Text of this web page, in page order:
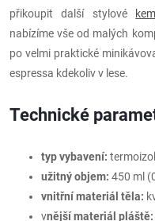
přikoupit další stylové
nabízíme vše od malých
po velmi praktické
espressa kdekoliv v lese.
Technické
typ vybavení:
užitný objem: 450 ml
vnitřní materiál těla:
vnější materiál pláště: